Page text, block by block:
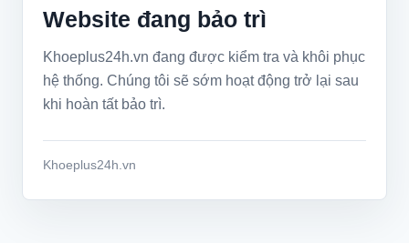
Website đang bảo trì
Khoeplus24h.vn đang được kiểm tra và khôi phục
hệ thống. Chúng tôi sẽ sớm hoạt động trở lại sau
khi hoàn tất bảo trì.
Khoeplus24h.vn